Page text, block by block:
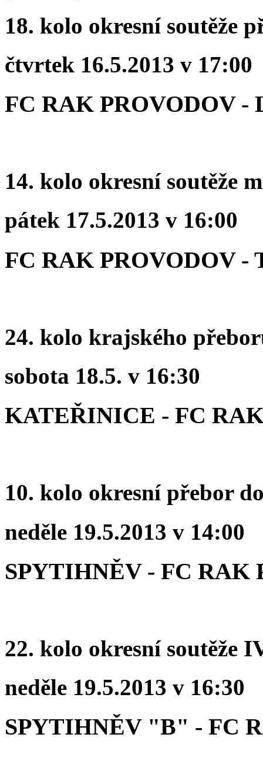
18. kolo okresní soutěže
čtvrtek 16.5.2013 v 17:00
FC RAK PROVODOV -
14. kolo okresní soutěže
pátek 17.5.2013 v 16:00
FC RAK PROVODOV -
24. kolo krajského
sobota 18.5. v 16:30
KATEŘINICE - FC
10. kolo okresní přebor
neděle 19.5.2013 v 14:00
SPYTIHNĚV - FC RAK
22. kolo okresní soutěže
neděle 19.5.2013 v 16:30
SPYTIHNĚV "B" - FC